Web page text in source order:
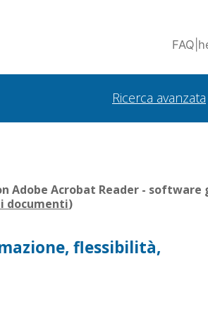
FAQ
Ricerca avanzata
Adobe Acrobat Reader -
documenti)
flessibilità,